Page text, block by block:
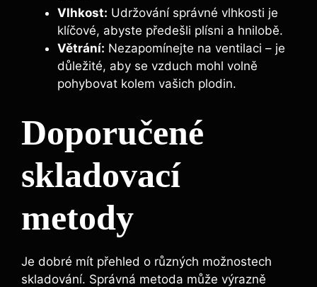
Vlhkost: Udržování správné vlhkosti je
klíčové, abyste předešli plísni a hnilobě.
Větrání: Nezapomínejte na ventilaci – je
důležité, aby se vzduch mohl volně
pohybovat kolem vašich plodin.
Doporučené
skladovací
metody
Je dobré mít přehled o různých možnostech
skladování. Správná metoda může výrazně